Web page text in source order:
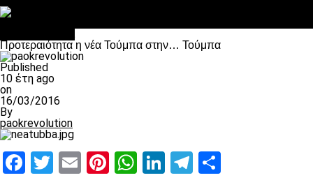
Προτεραιότητα η νέα Τούμπα στην… Τούμπα
Published
10 έτη ago
on
16/03/2016
By
paokrevolution
Facebook
Twitter
EmailPinterest
WhatsApp
LinkedIn
Telegram